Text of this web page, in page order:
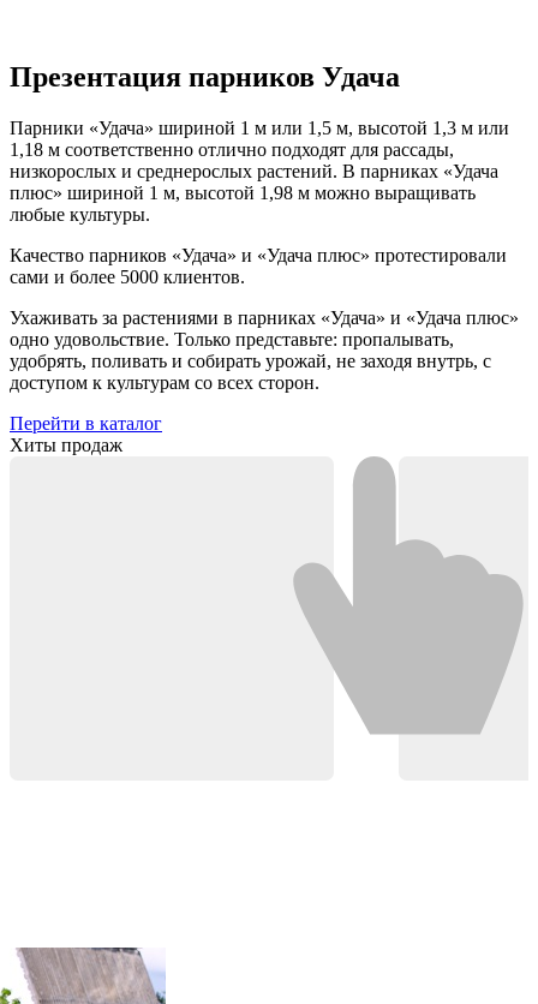
Презентация парников Удача
Парники «Удача» шириной 1 м или 1,5 м, высотой 1,3 м или
1,18 м соответственно отлично подходят для рассады,
низкорослых и среднерослых растений. В парниках «Удача
плюс» шириной 1 м, высотой 1,98 м можно выращивать
любые культуры.
Качество парников «Удача» и «Удача плюс» протестировали
сами и более 5000 клиентов.
Ухаживать за растениями в парниках «Удача» и «Удача плюс»
одно удовольствие. Только представьте: пропалывать,
удобрять, поливать и собирать урожай, не заходя внутрь, с
доступом к культурам со всех сторон.
Перейти в каталог
Хиты продаж